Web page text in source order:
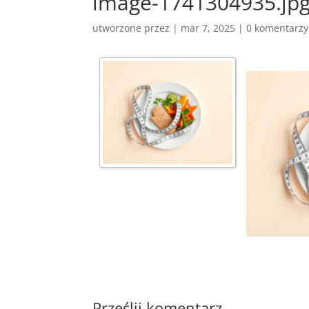
utworzone przez | mar 7, 2025 |0 komentarzy